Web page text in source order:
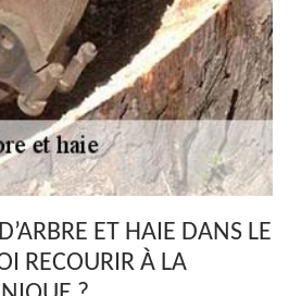
ET HAIE DANS LE
RECOURIR À LA